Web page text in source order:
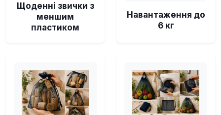
Щоденні звички з
меншим
пластиком
Навантаження до
6 кг